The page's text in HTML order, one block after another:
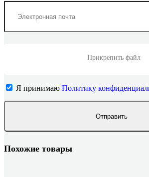
Прикрепить файл
Я принимаю Политику
Похожие товары